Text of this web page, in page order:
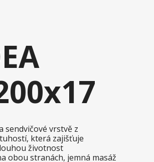
sendvičové vrstvě z
která zajišťuje
životnost
obou stranách, jemná masáž